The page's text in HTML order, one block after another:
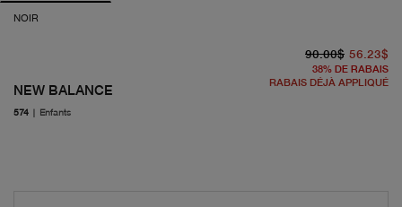
NOIR
NEW BALANCE
574 | Enfants
90.00$ 56.23$
38% DE RABAIS
RABAIS DÉJÀ APPLIQUÉ